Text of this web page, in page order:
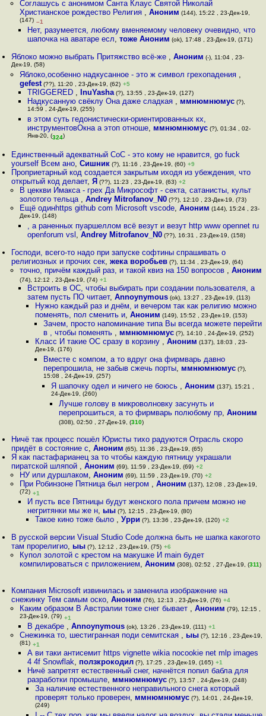
Соглашусь с анонимом Санта Клаус Святой Николай
Христианское рождество Религия , Аноним (144), 15:22 , 23-Дек-19,
(147) –1
Нет, разумеется, любому вменяемому человеку очевидно, что
шапочка на аватаре есл, тоже Аноним (ok), 17:48 , 23-Дек-19, (171)
Яблоко можно выбрать Притяжство всё-же ,Аноним (-), 11:04 , 23-
Дек-19, (58)
Яблоко,особенно надкусанное - это ж символ грехопадения ,
gefest(??), 11:20 , 23-Дек-19, (62) +5
TRIGGERED , InuYasha(?), 13:55 , 23-Дек-19, (127)
Надкусанную свёклу Она даже сладкая , ммнюмнюмус(?),
14:59 , 24-Дек-19, (255)
в этом суть гедонистически-ориентированных кх,
инструментовОкна а этоп отноше, ммнюмнюмус(?), 01:34 , 02-
Янв-20, (324)
Единственный адекватный CoC - это кому не нравится, go fuck
yourself Всем ано,Сишник (?), 11:16 , 23-Дек-19, (60) +9
Проприетарный код создается закрытым иходя из убеждения, что
открытый код делает,Я (??), 11:23 , 23-Дек-19, (63) +2
В цеккви Имакса - грех Да Микрософт - секта, cатанисты, культ
золотого тельца , Andrey Mitrofanov_N0(??), 12:10 , 23-Дек-19, (73)
Ещё одинhttps github com Microsoft vscode, Аноним (144), 15:24 , 23-
Дек-19, (148)
, а раненных пуаршеллом всё везут и везут http www opennet ru
openforum vsl , Andrey Mitrofanov_N0(??), 16:31 , 23-Дек-19, (158)
Господи, всего-то надо при запуске софтины спрашивать о
религиозных и прочих сек,жека воробьев (?), 11:34 , 23-Дек-19, (64)
точно, причём каждый раз, и такой квиз на 150 вопросов , Аноним
(74), 12:12 , 23-Дек-19, (74) +1
Встроить в ОС, чтобы выбирать при создании пользователя, а
затем пусть ПО читает, Annoynymous(ok), 13:27 , 23-Дек-19, (113)
Нужно каждый раз и днём, и вечером так как религию можно
поменять, пол сменить и,Аноним (149), 15:52 , 23-Дек-19, (153)
Зачем, просто напоминание типа Вы всегда можете перейти
в , чтобы поменять , ммнюмнюмус(?), 14:10 , 24-Дек-19, (252)
Класс И такие ОС сразу в корзину ,Аноним (137), 18:03 , 23-
Дек-19, (176)
Вместе с компом, а то вдруг она фирмварь давно
перепрошила, не забыв сжечь порты, ммнюмнюмус(?),
15:08 , 24-Дек-19, (257)
Я шапочку одел и ничего не боюсь , Аноним (137), 15:21 ,
24-Дек-19, (260)
Лучше голову в микроволновку засунуть и
перепрошиться, а то фирмварь полюбому пр,Аноним
(308), 02:50 , 27-Дек-19, (310)
Ничё так процесс пошёл Юристы тихо радуются Отрасль скоро
придёт в состояние с,Аноним (65), 11:36 , 23-Дек-19, (65)
Я как пастафарианец за то чтобы каждую пятницу украшали
пиратской шляпой ,Аноним (69), 11:59 , 23-Дек-19, (69) +2
НУ или дуршлаком, Аноним (69), 11:59 , 23-Дек-19, (70) +2
При Робинзоне Пятница был негром , Аноним (137), 12:08 , 23-Дек-19,
(72) +1
И пусть все Пятницы будут женского пола причем можно не
негритянки мы же н, ыы(?), 12:15 , 23-Дек-19, (80)
Такое кино тоже было ,Урри (?), 13:36 , 23-Дек-19, (120) +2
В русской версии Visual Studio Code должна быть не шапка какогото
там прорелигио, ыы (?), 12:12 , 23-Дек-19, (75) +6
Купол золотой с крестом на макушке И main будет
компилироваться с приложением, Аноним (308), 02:52 , 27-Дек-19, (311)
Компания Microsoft извинилась и заменила изображение на
снежинку Тем самым оско,Аноним (76), 12:13 , 23-Дек-19, (76) +4
Каким образом В Австралии тоже снег бывает , Аноним (79), 12:15 ,
23-Дек-19, (79) +1
В декабре , Annoynymous(ok), 13:26 , 23-Дек-19, (111) +1
Снежинка то, шестигранная поди семитская , ыы(?), 12:16 , 23-Дек-19,
(81) +1
А ви таки антисемит https vignette wikia nocookie net mlp images
4 4f Snowflak, ползкрокодил(?), 17:25 , 23-Дек-19, (165) +1
Ничё запретят естественный снег, начнётся попил бабла для
разработки промышле, ммнюмнюмус(?), 13:57 , 24-Дек-19, (248)
За наличие естественного неправильного снега который
проверят только проверен, ммнюмнюмус (?), 14:01 , 24-Дек-19,
(249)